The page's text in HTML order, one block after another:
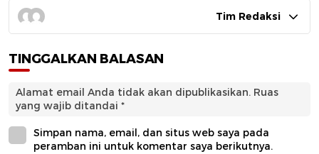
Tim Redaksi
TINGGALKAN BALASAN
Alamat email Anda tidak akan dipublikasikan. Ruas
yang wajib ditandai *
Simpan nama, email, dan situs web saya pada
peramban ini untuk komentar saya berikutnya.